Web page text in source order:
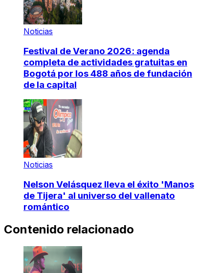
Noticias
Festival de Verano 2026: agenda
completa de actividades gratuitas en
Bogotá por los 488 años de fundación
de la capital
Noticias
Nelson Velásquez lleva el éxito 'Manos
de Tijera' al universo del vallenato
romántico
Contenido relacionado